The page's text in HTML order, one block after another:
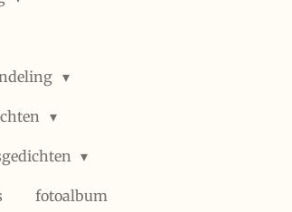
fotoalbum